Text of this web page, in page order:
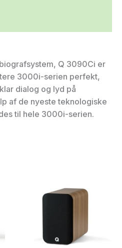
Q 3090Ci er
3000i-serien perfekt,
dialog og lyd på
af de nyeste teknologiske
til hele 3000i-serien.